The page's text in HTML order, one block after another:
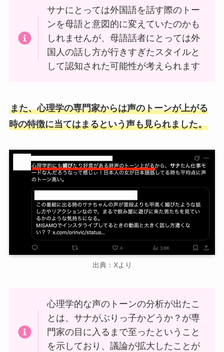
サナにとっては外国語を話す際のトー
ンを母語と意図的に変えていたのかも
しれませんが、母語話者にとっては外
国人の話し方が行きすぎたスタイルと
して認知された可能性が考えられます
また、心理学の専門家からは声のトーンが上がる
時の特徴に当てはまるという声も見られました。
出典：Xより
心理学的な声のトーンの分析が出たこ
とは、サナがぶりっ子かどうか？が専
門家の目に入るまで至ったということ
を示しており、議論が拡大したことが